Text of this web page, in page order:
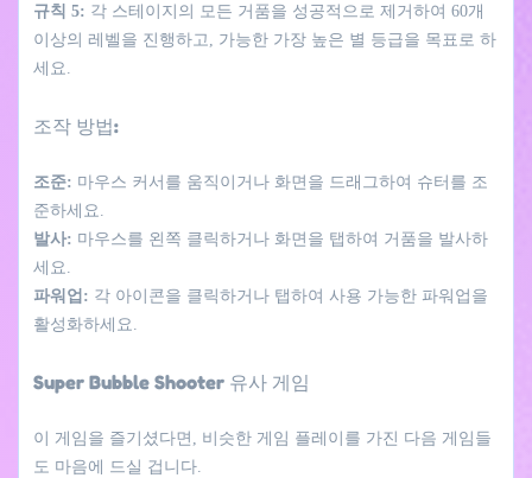
규칙 5: 각 스테이지의 모든 거품을 성공적으로 제거하여 60개
이상의 레벨을 진행하고, 가능한 가장 높은 별 등급을 목표로 하
세요.
조작 방법:
조준: 마우스 커서를 움직이거나 화면을 드래그하여 슈터를 조
준하세요.
발사: 마우스를 왼쪽 클릭하거나 화면을 탭하여 거품을 발사하
세요.
파워업: 각 아이콘을 클릭하거나 탭하여 사용 가능한 파워업을
활성화하세요.
Super Bubble Shooter 유사 게임
이 게임을 즐기셨다면, 비슷한 게임 플레이를 가진 다음 게임들
도 마음에 드실 겁니다.